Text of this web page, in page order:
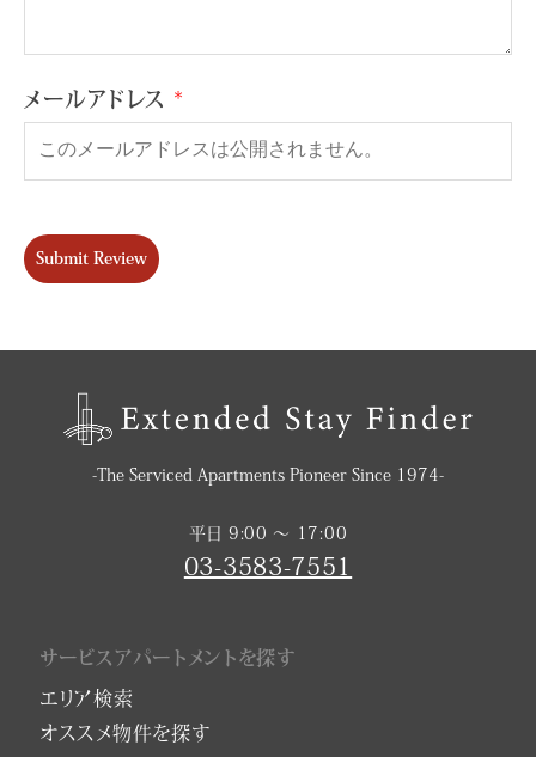
メールアドレス
Submit Review
-The Serviced Apartments Pioneer Since 1974-
平日 9:00 〜 17:00
03-3583-7551
サービスアパートメントを探す
エリア検索
オススメ物件を探す